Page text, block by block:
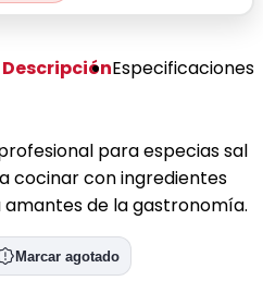
DescripciónEspecificaciones
para especias sal
cocinar con ingredientes
de la gastronomía.
Marcar agotado